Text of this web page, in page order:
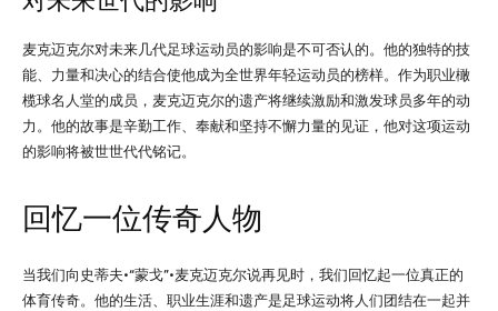
麦克迈克尔对未来几代足球运动员的影响是不可否认的。他的独特的技
能、力量和决心的结合使他成为全世界年轻运动员的榜样。作为职业橄
榄球名人堂的成员，麦克迈克尔的遗产将继续激励和激发球员多年的动
力。他的故事是辛勤工作、奉献和坚持不懈力量的见证，他对这项运动
的影响将被世世代代铭记。
回忆一位传奇人物
当我们向史蒂夫·“蒙戈”·麦克迈克尔说再见时，我们回忆起一位真正的
体育传奇。他的生活、职业生涯和遗产是足球运动将人们团结在一起并